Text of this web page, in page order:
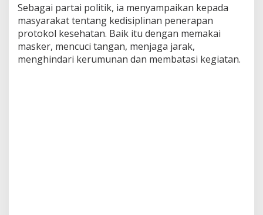
Sebagai partai politik, ia menyampaikan kepada
masyarakat tentang kedisiplinan penerapan
protokol kesehatan. Baik itu dengan memakai
masker, mencuci tangan, menjaga jarak,
menghindari kerumunan dan membatasi kegiatan.